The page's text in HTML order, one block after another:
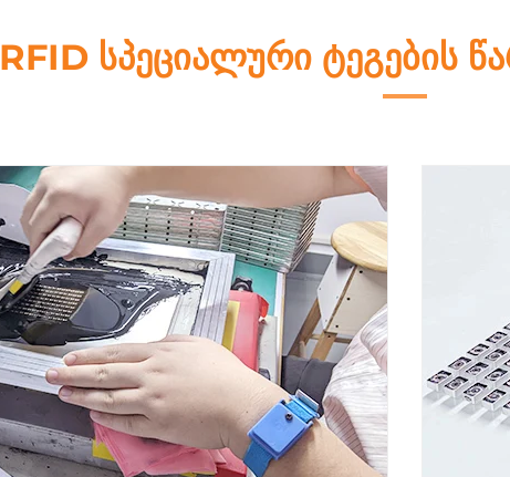
RFID სპეციალური ტეგების